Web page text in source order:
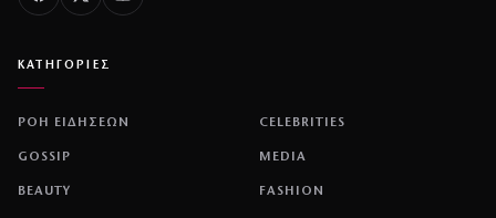
ΚΑΤΗΓΟΡΙΕΣ
ΡΟΗ ΕΙΔΗΣΕΩΝ CELEBRITIES
GOSSIP MEDIA
BEAUTY FASHION